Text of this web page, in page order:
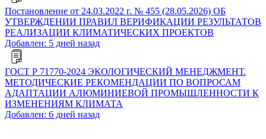
Постановление от 24.03.2022 г. № 455 (28.05.2026) ОБ
УТВЕРЖДЕНИИ ПРАВИЛ ВЕРИФИКАЦИИ РЕЗУЛЬТАТОВ
РЕАЛИЗАЦИИ КЛИМАТИЧЕСКИХ ПРОЕКТОВ
Добавлен: 5 дней назад
ГОСТ Р 71770-2024 ЭКОЛОГИЧЕСКИЙ МЕНЕДЖМЕНТ.
МЕТОДИЧЕСКИЕ РЕКОМЕНДАЦИИ ПО ВОПРОСАМ
АДАПТАЦИИ АЛЮМИНИЕВОЙ ПРОМЫШЛЕННОСТИ К
ИЗМЕНЕНИЯМ КЛИМАТА
Добавлен: 6 дней назад